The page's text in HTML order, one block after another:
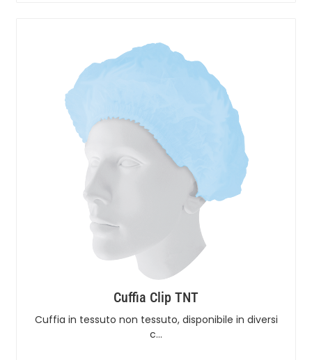
Cuffia Clip TNT
Cuffia in tessuto non tessuto, disponibile in diversi
c…